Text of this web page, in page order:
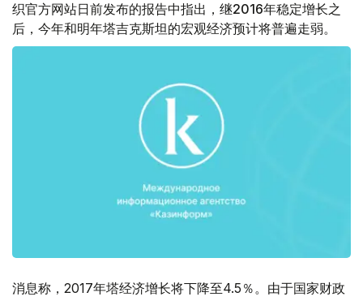
织官方网站日前发布的报告中指出，继2016年稳定增长之
后，今年和明年塔吉克斯坦的宏观经济预计将普遍走弱。
消息称，2017年塔经济增长将下降至4.5％。由于国家财政